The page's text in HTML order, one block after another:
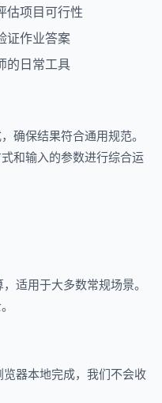
估项目可行性
证作业答案
的日常工具
确保结果符合通用规范。
和输入的参数进行综合运
适用于大多数常规场景。
器本地完成，我们不会收